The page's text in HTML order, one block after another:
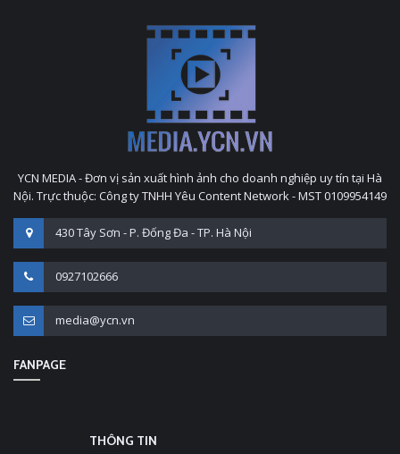
YCN MEDIA - Đơn vị sản xuất hình ảnh cho doanh nghiệp uy tín tại Hà
Nội. Trực thuộc: Công ty TNHH Yêu Content Network - MST 0109954149
430 Tây Sơn - P. Đống Đa - TP. Hà Nội
0927102666
media@ycn.vn
FANPAGE
THÔNG TIN